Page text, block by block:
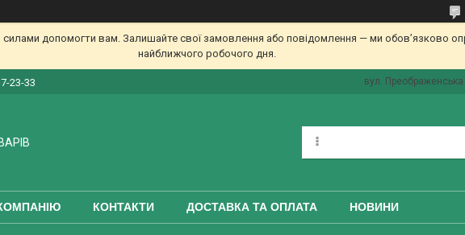
допомогти вам. Залишайте свої замовлення або повідомлення — ми обов’язково
найближчого робочого дня.
23-33 вул. Преображенська
КОНТАКТИ ДОСТАВКА ТА ОПЛАТА НОВИНИ